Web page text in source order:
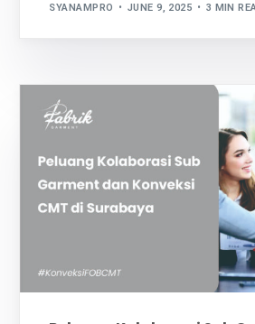
SYANAMPRO JUNE 9, 2025 3 MIN